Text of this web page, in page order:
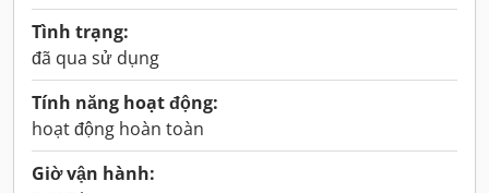
Tình trạng:
đã qua sử dụng
Tính năng hoạt động:
hoạt động hoàn toàn
Giờ vận hành: